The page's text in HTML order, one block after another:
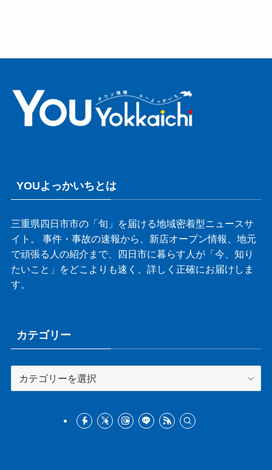
YOUよっかいちとは
三重県四日市市の「旬」を届ける地域密着型ニュースサ
イト。 事件・事故の速報から、新店オープン情報、地元
で頑張る人の紹介まで、四日市に暮らす人が「今、知り
たいこと」をどこよりも速く、詳しく正確にお届けしま
す。
カテゴリー
テ